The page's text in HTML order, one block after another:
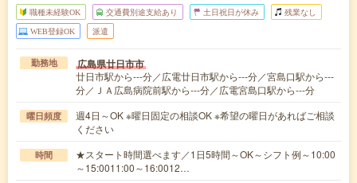
職種未経験OK 交通費別途支給あり 土日祝日が休み 残業なし
WEB登録OK 派遣
勤務地 広島県廿日市市
廿日市駅から---分／広電廿日市駅から---分／宮島口駅から---
分／ＪＡ広島病院前駅から---分／広電宮島口駅から---分
曜日頻度
週4日～OK ※曜日固定の相談OK ※希望の曜日があればご相談
ください
時間
★スタート時間選べます／1日5時間～OK～シフト例～10:00
～15:0011:00～16:0012…